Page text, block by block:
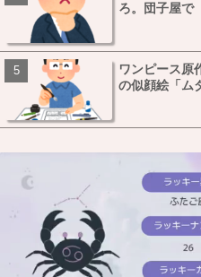
ろ。団子屋で
ワンピース原
の似顔絵「ム